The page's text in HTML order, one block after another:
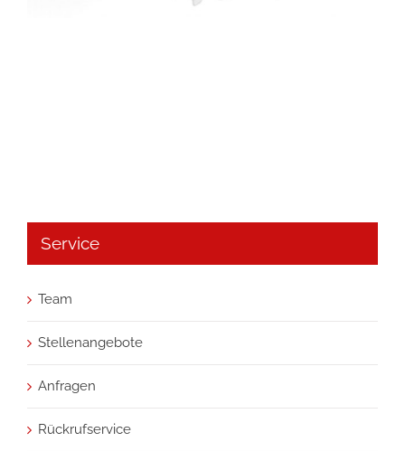
Service
Team
Stellenangebote
Anfragen
Rückrufservice